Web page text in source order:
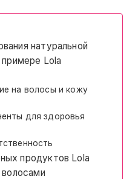
натуральной
Lola
на волосы и кожу
для здоровья
продуктов Lola